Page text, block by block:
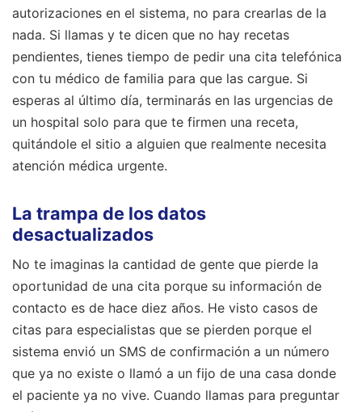
autorizaciones en el sistema, no para crearlas de la
nada. Si llamas y te dicen que no hay recetas
pendientes, tienes tiempo de pedir una cita telefónica
con tu médico de familia para que las cargue. Si
esperas al último día, terminarás en las urgencias de
un hospital solo para que te firmen una receta,
quitándole el sitio a alguien que realmente necesita
atención médica urgente.
La trampa de los datos
desactualizados
No te imaginas la cantidad de gente que pierde la
oportunidad de una cita porque su información de
contacto es de hace diez años. He visto casos de
citas para especialistas que se pierden porque el
sistema envió un SMS de confirmación a un número
que ya no existe o llamó a un fijo de una casa donde
el paciente ya no vive. Cuando llamas para preguntar